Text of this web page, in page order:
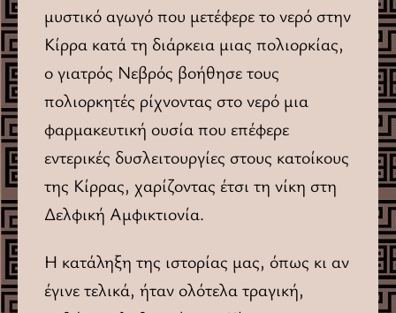
μυστικό αγωγό που μετέφερε το νερό στην
Kίρρα κατά τη διάρκεια μιας πολιορκίας,
ο γιατρός Nεβρός βοήθησε τους
πολιορκητές ρίχνοντας στο νερό μια
φαρμακευτική ουσία που επέφερε
εντερικές δυσλειτουργίες στους κατοίκους
της Kίρρας, χαρίζοντας έτσι τη νίκη στη
Δελφική Αμφικτιονία.
Η κατάληξη της ιστορίας μας, όπως κι αν
έγινε τελικά, ήταν ολότελα τραγική,